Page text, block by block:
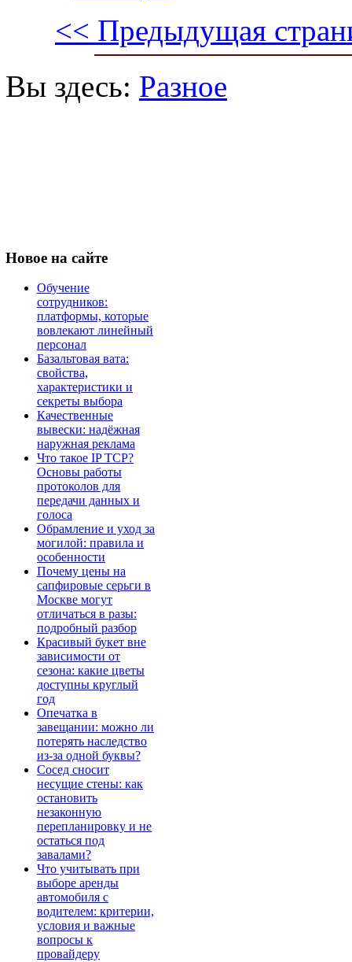
<< Предыдущая
Вы здесь: Разное
Новое на сайте
Обучение
сотрудников:
платформы, которые
вовлекают линейный
персонал
Базальтовая вата:
свойства,
характеристики и
секреты выбора
Качественные
вывески: надёжная
наружная реклама
Что такое IP TCP?
Основы работы
протоколов для
передачи данных и
голоса
Обрамление и уход за
могилой: правила и
особенности
Почему цены на
сапфировые серьги в
Москве могут
отличаться в разы:
подробный разбор
Красивый букет вне
зависимости от
сезона: какие цветы
доступны круглый
год
Опечатка в
завещании: можно ли
потерять наследство
из-за одной буквы?
Сосед сносит
несущие стены: как
остановить
незаконную
перепланировку и не
остаться под
завалами?
Что учитывать при
выборе аренды
автомобиля с
водителем: критерии,
условия и важные
вопросы к
провайдеру